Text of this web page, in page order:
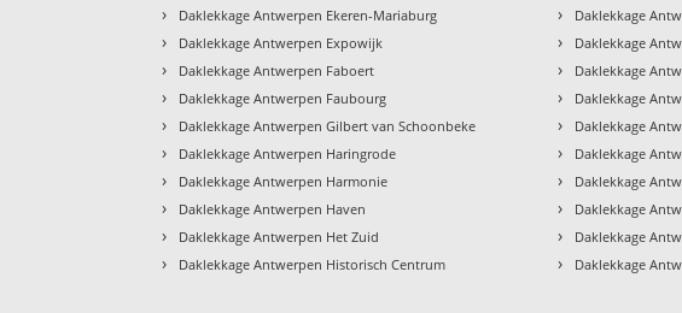
› Daklekkage Antwerpen Ekeren-Mariaburg
› Daklekkage Antwerpen Expowijk
› Daklekkage Antwerpen Faboert
› Daklekkage Antwerpen Faubourg
› Daklekkage Antwerpen Gilbert van Schoonbeke
› Daklekkage Antwerpen Haringrode
› Daklekkage Antwerpen Harmonie
› Daklekkage Antwerpen Haven
› Daklekkage Antwerpen Het Zuid
› Daklekkage Antwerpen Historisch Centrum
› Daklekkage
› Daklekkage
› Daklekkage
› Daklekkage
› Daklekkage
› Daklekkage
› Daklekkage
› Daklekkage
› Daklekkage
› Daklekkage